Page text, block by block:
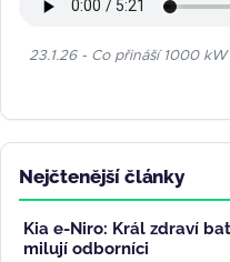
23.1.26 - Co přináší 1000
Nejčtenější články
Kia e-Niro: Král zdraví
milují odborníci